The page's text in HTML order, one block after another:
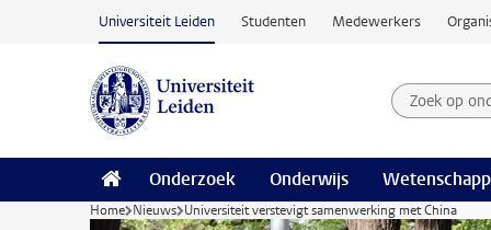
Ga naar hoofdinhoud
Universiteit Leiden Studenten Medewerkers
Zoek op
Zoekterm
Onderzoek Onderwijs
Home Nieuws Universiteit verstevigt samenwerking met China